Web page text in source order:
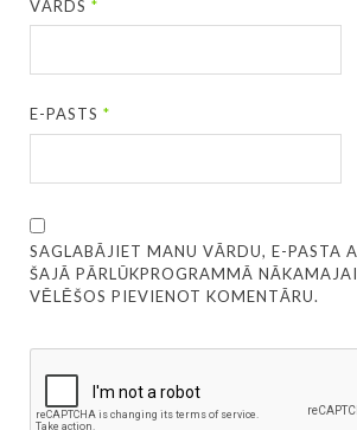
VĀRDS*
E-PASTS*
SAGLABĀJIET MANU VĀRDU, E-PASTA
ŠAJĀ PĀRLŪKPROGRAMMĀ
VĒLĒŠOS PIEVIENOT KOMENTĀRU.